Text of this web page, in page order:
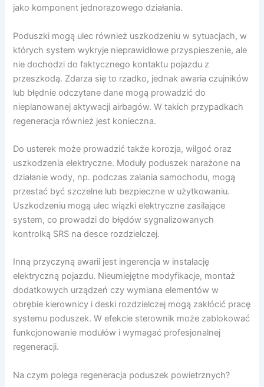
jako komponent jednorazowego działania.
Poduszki mogą ulec również uszkodzeniu w sytuacjach, w
których system wykryje nieprawidłowe przyspieszenie, ale
nie dochodzi do faktycznego kontaktu pojazdu z
przeszkodą. Zdarza się to rzadko, jednak awaria czujników
lub błędnie odczytane dane mogą prowadzić do
nieplanowanej aktywacji airbagów. W takich przypadkach
regeneracja również jest konieczna.
Do usterek może prowadzić także korozja, wilgoć oraz
uszkodzenia elektryczne. Moduły poduszek narażone na
działanie wody, np. podczas zalania samochodu, mogą
przestać być szczelne lub bezpieczne w użytkowaniu.
Uszkodzeniu mogą ulec wiązki elektryczne zasilające
system, co prowadzi do błędów sygnalizowanych
kontrolką SRS na desce rozdzielczej.
Inną przyczyną awarii jest ingerencja w instalację
elektryczną pojazdu. Nieumiejętne modyfikacje, montaż
dodatkowych urządzeń czy wymiana elementów w
obrębie kierownicy i deski rozdzielczej mogą zakłócić pracę
systemu poduszek. W efekcie sterownik może zablokować
funkcjonowanie modułów i wymagać profesjonalnej
regeneracji.
Na czym polega regeneracja poduszek powietrznych?